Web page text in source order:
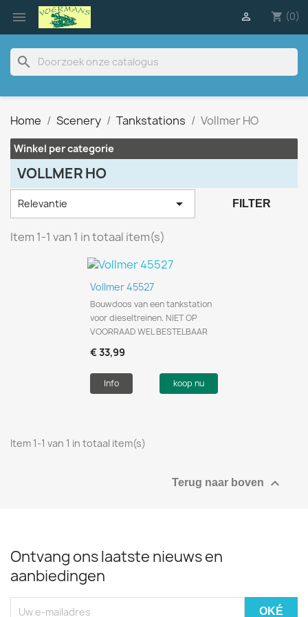
 shopping_cart (0)

search
Home Scenery Tankstations Vollmer HO
Winkel per categorie
VOLLMER HO
Relevantie  FILTER
Item 1-1 van 1 in totaal item(s)
Vollmer 45527
Bouwdoos van een tankstation
voor dieseltreinen. NIET OP
VOORRAAD WEL BESTELBAAR
€ 33,99
Info koop nu
Item 1-1 van 1 in totaal item(s)
Terug naar boven 
Ontvang ons laatste nieuws en
aanbiedingen